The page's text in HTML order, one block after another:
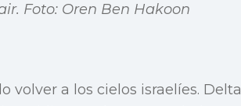
Foto: Oren Ben Hakoon
volver a los cielos israelíes. Delta